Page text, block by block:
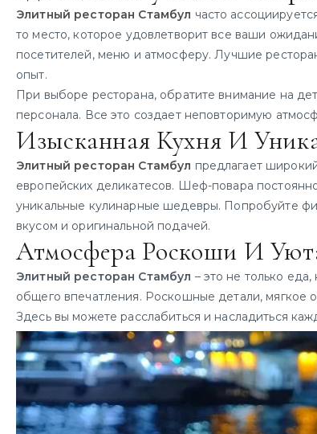
Элитный ресторан Стамбул часто
то место, которое удовлетворит все ваши
посетителей, меню и атмосферу. Лучшие
опыт.
При выборе ресторана, обратите внимание на
персонала. Все это создает неповторимую
Изысканная Кухня И
Элитный ресторан Стамбул предлагает
европейских деликатесов. Шеф-повара
уникальные кулинарные шедевры. Попробуйте
вкусом и оригинальной подачей.
Атмосфера Роскоши И
Элитный ресторан Стамбул – это не только
общего впечатления. Роскошные детали, мягкое
Здесь вы можете расслабиться и насладиться